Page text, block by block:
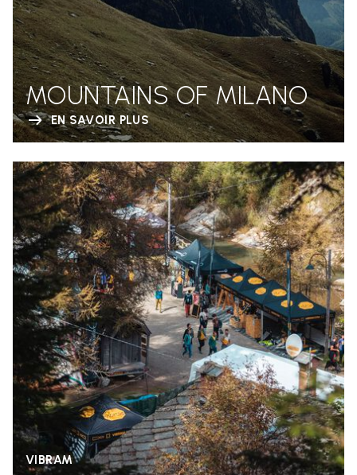
MOUNTAINS OF MILANO
EN SAVOIR PLUS
VIBRAM